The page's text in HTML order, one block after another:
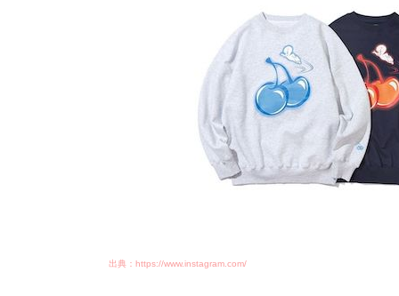
出典：https://www.instagram.com/